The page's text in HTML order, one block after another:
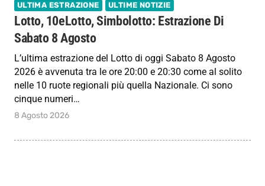
ULTIMA ESTRAZIONE ULTIME NOTIZIE
Lotto, 10eLotto, Simbolotto: Estrazione Di
Sabato 8 Agosto
L’ultima estrazione del Lotto di oggi Sabato 8 Agosto
2026 è avvenuta tra le ore 20:00 e 20:30 come al solito
nelle 10 ruote regionali più quella Nazionale. Ci sono
cinque numeri…
8 Agosto 2026